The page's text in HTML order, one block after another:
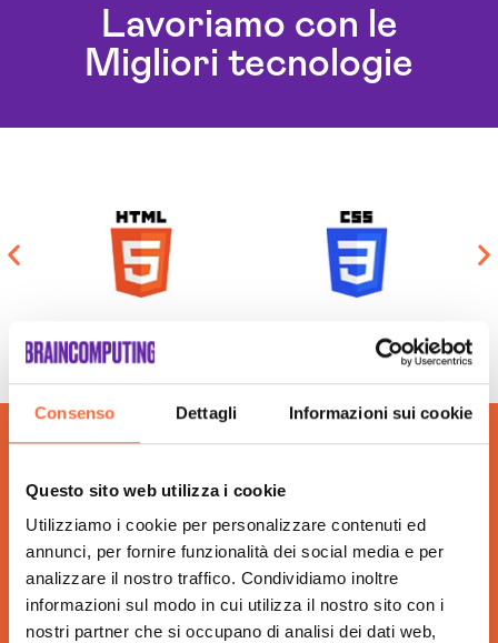
Consenso Dettagli Informazioni sui cookie
Questo sito web utilizza i cookie
Utilizziamo i cookie per personalizzare contenuti ed
annunci, per fornire funzionalità dei social media e per
analizzare il nostro traffico. Condividiamo inoltre
informazioni sul modo in cui utilizza il nostro sito con i
nostri partner che si occupano di analisi dei dati web,
Lavoriamo con le
Migliori tecnologie